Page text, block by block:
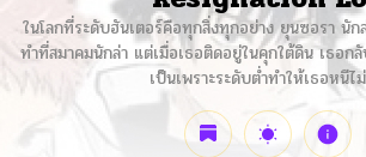
ในโลกที่ระดับฮันเตอร์คือทุกสิ่งทุกอย่าง ยุนซอรา นัก
ทำที่สมาคมนักล่า แต่เมื่อเธอติดอยู่ในคุกใต้ดิน เธอก
เป็นเพราะระดับต่ำทำให้เธอหนีไ